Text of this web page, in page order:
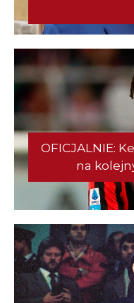
OFICJALNIE:
na